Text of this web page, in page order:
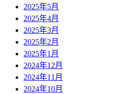
2025年5月
2025年4月
2025年3月
2025年2月
2025年1月
2024年12月
2024年11月
2024年10月